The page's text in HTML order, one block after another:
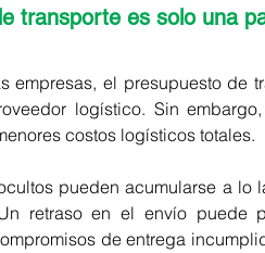
transporte es solo una
empresas, el presupuesto de
logístico. Sin
costos logísticos totales.
pueden acumularse a
retraso en el envío puede
de entrega